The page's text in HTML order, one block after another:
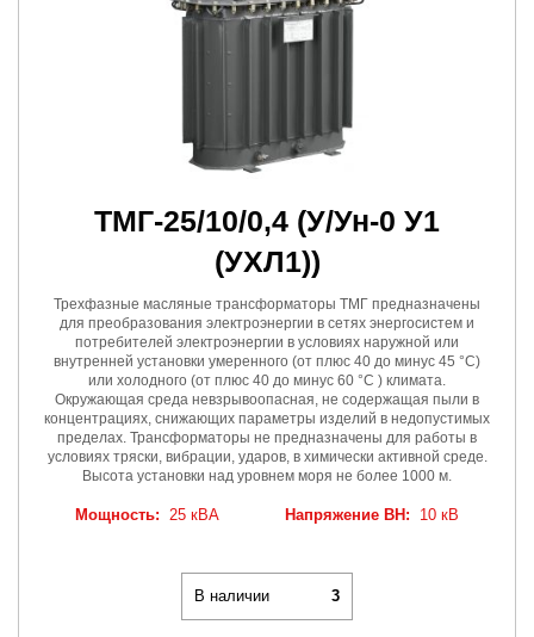
ТМГ-25/10/0,4 (У/Ун-0 У1
(УХЛ1))
Трехфазные масляные трансформаторы ТМГ предназначены
для преобразования электроэнергии в сетях энергосистем и
потребителей электроэнергии в условиях наружной или
внутренней установки умеренного (от плюс 40 до минус 45 °C)
или холодного (от плюс 40 до минус 60 °C ) климата.
Окружающая среда невзрывоопасная, не содержащая пыли в
концентрациях, снижающих параметры изделий в недопустимых
пределах. Трансформаторы не предназначены для работы в
условиях тряски, вибрации, ударов, в химически активной среде.
Высота установки над уровнем моря не более 1000 м.
Мощность: 25 кВА Напряжение ВН: 10 кВ
В наличии 3